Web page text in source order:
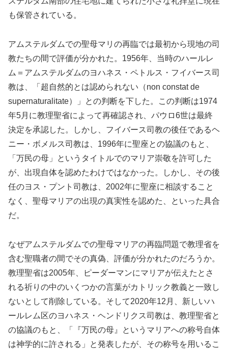
も保管されている。
アムステルダムでの聖母マリの再臨では最初から現地の司
教たちの間で評価が分かれた。1956年、当時のハールレ
ム＝アムステルダムのヨハネス・ペトルス・フイバース司
教は、「超自然的とは認められない（non constat de
supernaturalitate）」との判断を下した。この判断は1974
年5月に教理聖省によって再確認され、パウロ6世は最終
決定を承認した。しかし、フイバース司教の後任であるヘ
ニー・ボメルス司教は、1996年に聖座との協議のもと、
「万民の母」というタイトルでのマリア崇敬を許可した
が、出現自体を認めたわけではなかった。しかし、その後
任のヨス・プント司教は、2002年に聖座に相談すること
なく、聖母マリアの出現の真実性を認めた、といった具合
だ。
なぜアムステルダムでの聖母マリアの再臨問題で教理省を
含む聖職者の間でその真偽、評価が分かれたのだろうか。
教理聖省は2005年、ピーダーマンにマリアが伝えたとさ
れる祈りの中のいくつかの言葉がカトリック教義と一致し
ないとして削除している。そして2020年12月、新しいハ
ールレム区のヨハネス・ヘンドリクス司教は、教理聖省と
の協議のもと、「『万民の母』というマリアへの称号自体
は神学的に許される」と発表したが、その称号を用いるこ